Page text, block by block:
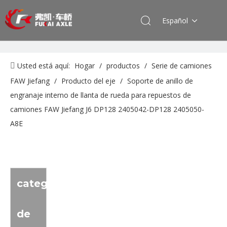
Español
Usted está aquí: Hogar / productos / Serie de camiones
FAW Jiefang / Producto del eje / Soporte de anillo de
engranaje interno de llanta de rueda para repuestos de
camiones FAW Jiefang J6 DP128 2405042-DP128 2405050-
A8E
categoria
de